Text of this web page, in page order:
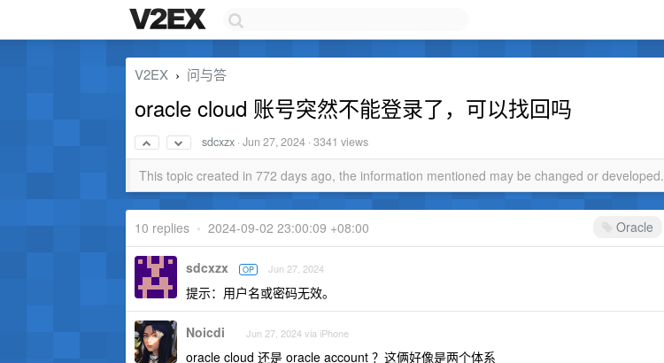
V2EX › 问与答
oracle cloud 账号突然不能登录了，可以找回吗
sdcxzx ·Jun 27, 2024 · 3341 views
This topic created in 772 days ago, the information mentioned may be changed or developed.
Oracle
10 replies • 2024-09-02 23:00:09 +08:00
sdcxzx OP Jun 27, 2024
提示：用户名或密码无效。
Noicdi Jun 27, 2024 via iPhone
oracle cloud 还是 oracle account ？这俩好像是两个体系